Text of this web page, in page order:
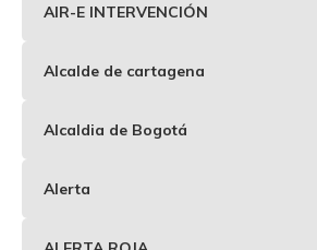
AIR-E INTERVENCIÓN
Alcalde de cartagena
Alcaldia de Bogotá
Alerta